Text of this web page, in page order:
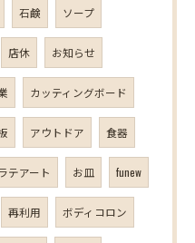
石鹸 ソープ
店休 お知らせ
カッティングボード
アウトドア 食器
ラテアート お皿 funew
再利用 ボディコロン